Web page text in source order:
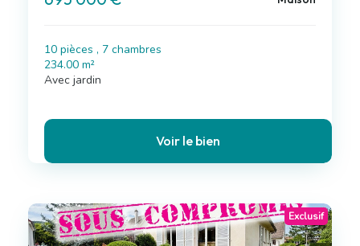
10 pièces , 7 chambres
234.00 m²
Avec jardin
Voir le bien
Exclusif